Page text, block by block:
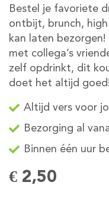
Bestel je favoriete
ontbijt, brunch,
kan laten
met collega’s
zelf opdrinkt, dit
doet het altijd goed!
Altijd vers voor
Bezorging al
Binnen één uur
€ 2,50